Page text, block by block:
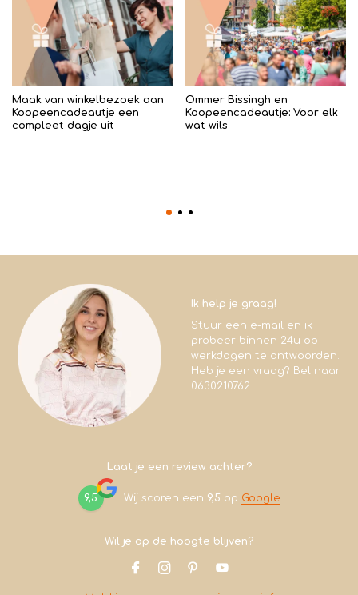
Maak van winkelbezoek aan
Koopeencadeautje een
compleet dagje uit
Ommer Bissingh en
Koopeencadeautje: Voor elk
wat wils
Ik help je graag!
Stuur een e-mail en ik
probeer binnen 24u op
werkdagen te antwoorden.
Heb je een vraag? Bel naar
0630210762
Laat je een review achter?
9,5 Wij scoren een 9,5 op Google
Wil je op de hoogte blijven?